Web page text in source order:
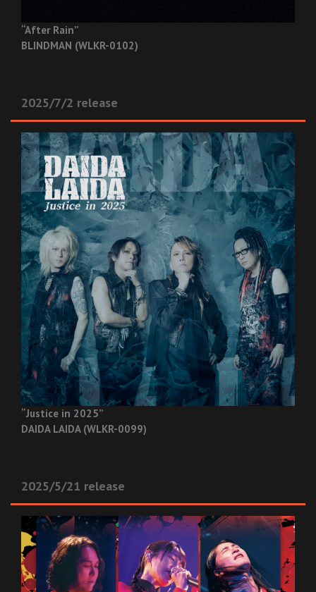
“After Rain”
BLINDMAN (WLKR-0102)
2025/7/2 release
“Justice in 2025”
DAIDA LAIDA (WLKR-0099)
2025/5/21 release